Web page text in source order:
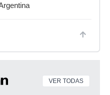
VER TODAS